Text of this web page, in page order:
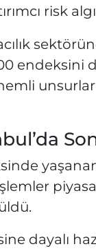
risk
endeksini
unsurlar
dayalı